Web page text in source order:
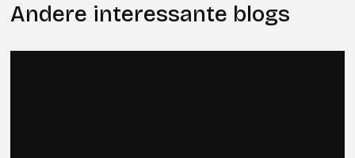
Andere interessante blogs